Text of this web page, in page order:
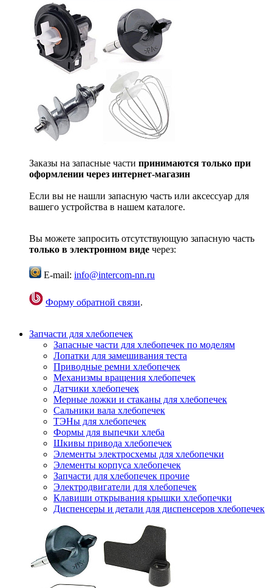
Заказы на запасные части принимаются только при
оформлении через интернет-магазин
Если вы не нашли запасную часть или аксессуар для
вашего устройства в нашем каталоге.
Вы можете запросить отсутствующую запасную часть
только в электронном виде через:
E-mail: info@intercom-nn.ru
Форму обратной связи.
Запчасти для хлебопечек
Запасные части для хлебопечек по моделям
Лопатки для замешивания теста
Приводные ремни хлебопечек
Механизмы вращения хлебопечек
Датчики хлебопечек
Мерные ложки и стаканы для хлебопечек
Сальники вала хлебопечек
ТЭНы для хлебопечек
Формы для выпечки хлеба
Шкивы привода хлебопечек
Элементы электросхемы для хлебопечки
Элементы корпуса хлебопечек
Запчасти для хлебопечек прочие
Электродвигатели для хлебопечек
Клавиши открывания крышки хлебопечки
Диспенсеры и детали для диспенсеров хлебопечек